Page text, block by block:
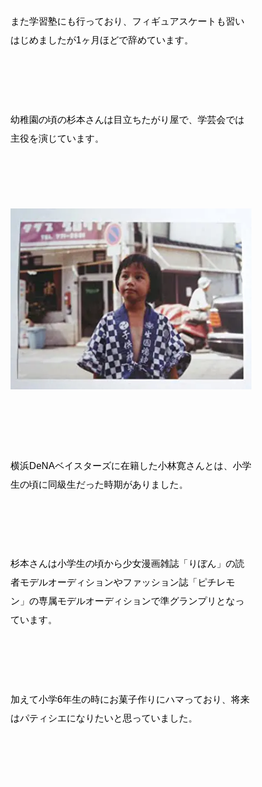
また学習塾にも行っており、フィギュアスケートも習い
はじめましたが1ヶ月ほどで辞めています。
幼稚園の頃の杉本さんは目立ちたがり屋で、学芸会では
主役を演じています。
横浜DeNAベイスターズに在籍した小林寛さんとは、小学
生の頃に同級生だった時期がありました。
杉本さんは小学生の頃から少女漫画雑誌「りぼん」の読
者モデルオーディションやファッション誌「ピチレモ
ン」の専属モデルオーディションで準グランプリとなっ
ています。
加えて小学6年生の時にお菓子作りにハマっており、将来
はパティシエになりたいと思っていました。